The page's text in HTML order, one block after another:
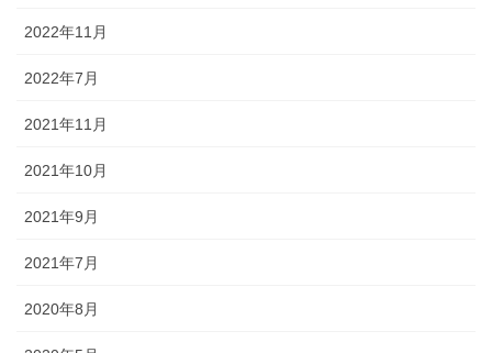
2022年11月
2022年7月
2021年11月
2021年10月
2021年9月
2021年7月
2020年8月